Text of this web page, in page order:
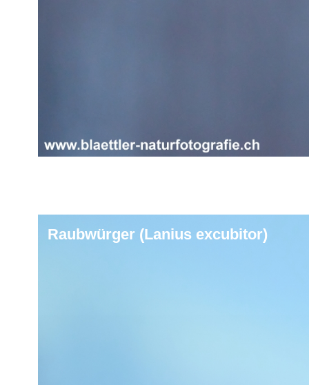
Raubwürger (Lanius excubitor)